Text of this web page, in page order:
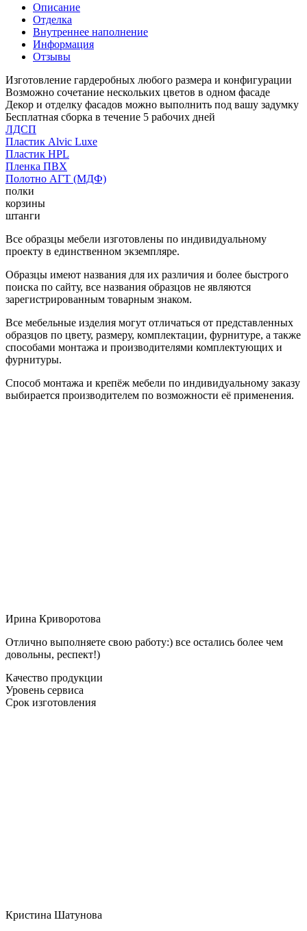
Описание
Отделка
Внутреннее наполнение
Информация
Отзывы
Изготовление гардеробных любого размера и конфигурации
Возможно сочетание нескольких цветов в одном фасаде
Декор и отделку фасадов можно выполнить под вашу задумку
Бесплатная сборка в течение 5 рабочих дней
ЛДСП
Пластик Alvic Luxe
Пластик HPL
Пленка ПВХ
Полотно АГТ (МДФ)
полки
корзины
штанги
Все образцы мебели изготовлены по индивидуальному
проекту в единственном экземпляре.
Образцы имеют названия для их различия и более быстрого
поиска по сайту, все названия образцов не являются
зарегистрированным товарным знаком.
Все мебельные изделия могут отличаться от представленных
образцов по цвету, размеру, комплектации, фурнитуре, а также
способами монтажа и производителями комплектующих и
фурнитуры.
Способ монтажа и крепёж мебели по индивидуальному заказу
выбирается производителем по возможности её применения.
Ирина Криворотова
Отлично выполняете свою работу:) все остались более чем
довольны, респект!)
Качество продукции
Уровень сервиса
Срок изготовления
Кристина Шатунова